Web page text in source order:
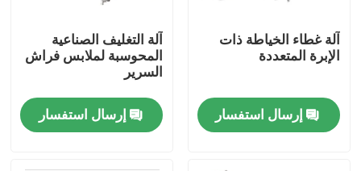
المنزل
آلة غطاء الخياطة ذات
الإبرة المتعددة
إرسال استفسار
آلة التغليف الصناعية
المحوسبة لملابس فراش
السرير
إرسال استفسار